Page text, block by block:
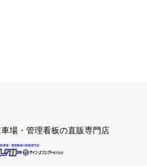
車場・管理看板の直販専門店